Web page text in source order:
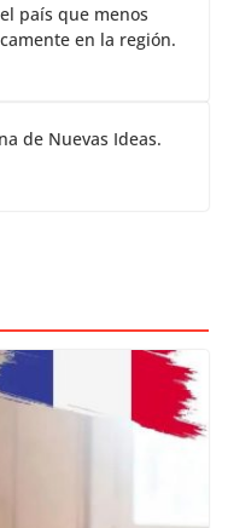
país que menos
en la región.
de Nuevas Ideas.